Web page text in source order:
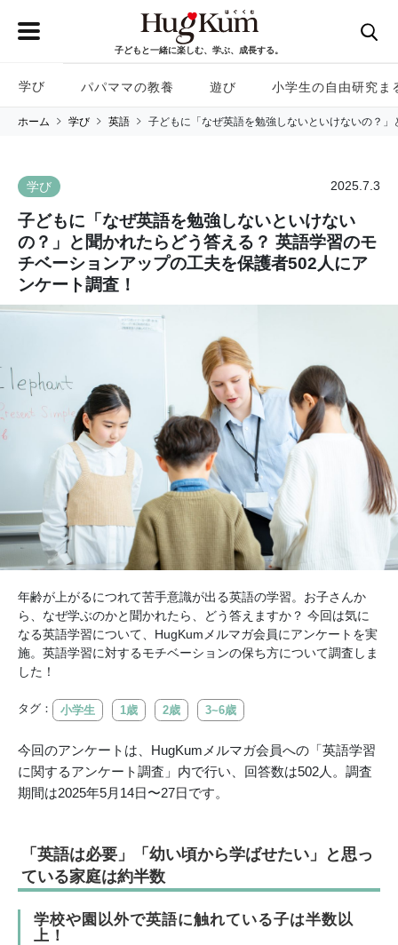
子どもと一緒に楽しむ、学ぶ、成長する。
学び パパママの教養 遊び 小学生の自由研究ま
ホーム 学び 英語 子どもに「なぜ英語を勉強しないといけないの？
学び 2025.7.3
子どもに「なぜ英語を勉強しないといけない
の？」と聞かれたらどう答える？ 英語学習のモ
チベーションアップの工夫を保護者502人にア
ンケート調査！
年齢が上がるにつれて苦手意識が出る英語の学習。お子さんか
ら、なぜ学ぶのかと聞かれたら、どう答えますか？ 今回は気に
なる英語学習について、HugKumメルマガ会員にアンケートを実
施。英語学習に対するモチベーションの保ち方について調査しま
した！
タグ： 小学生 1歳 2歳 3~6歳
今回のアンケートは、HugKumメルマガ会員への「英語学習
に関するアンケート調査」内で行い、回答数は502人。調査
期間は2025年5月14日〜27日です。
「英語は必要」「幼い頃から学ばせたい」と思っ
ている家庭は約半数
学校や園以外で英語に触れている子は半数以
上！